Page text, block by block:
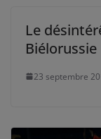
Le
Biélorussie
23 septembre